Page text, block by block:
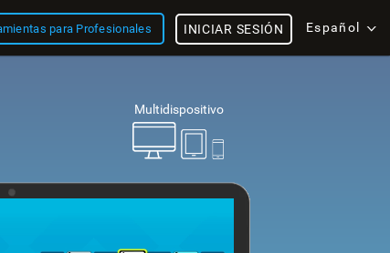
para Profesionales Español
INICIAR SESIÓN
Multidispositivo